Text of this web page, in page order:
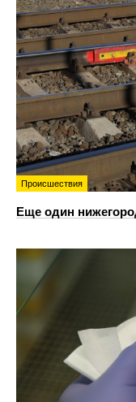
Происшествия
Еще один